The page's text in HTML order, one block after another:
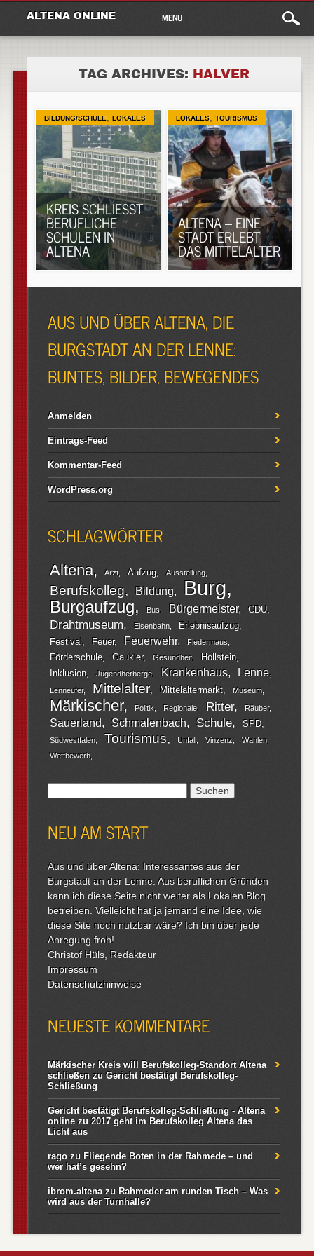
ALTENA ONLINE
Main
menu
content
MENU
TAG ARCHIVES: HALVER
BILDUNG/SCHULE, LOKALES
KREIS SCHLIESST B
ERUFLICHE S
CHULEN IN A
LTENA
LOKALES, TOURISMUS
ALTENA – EINE
STADT ERLEBT
DAS MITTELALTER
AUS UND ÜBER ALTENA, DIE
BURGSTADT AN DER LENNE:
BUNTES, BILDER, BEWEGENDES
Anmelden
Eintrags-Feed
Kommentar-Feed
WordPress.org
SCHLAGWÖRTER
Altena Arzt Aufzug Ausstellung
Berufskolleg Bildung Burg
Burgaufzug Bus Bürgermeister CDU
Drahtmuseum Eisenbahn
Erlebnisaufzug
Festival
Feuer Feuerwehr Fledermaus
Förderschule Gaukler Gesundheit
Hollstein
Inklusion
Jugendherberge Krankenhaus Lenne
Lenneufer Mittelalter Mittelaltermarkt Museum
Märkischer Politik Regionale Ritter Räuber
Sauerland Schmalenbach Schule SPD
Südwestfalen Tourismus Unfall Vinzenz
Wahlen
Wettbewerb
NEU AM START
Aus und über Altena: Interessantes aus der
Burgstadt an der Lenne. Aus beruflichen Gründen
kann ich diese Seite nicht weiter als Lokalen Blog
betreiben. Vielleicht hat ja jemand eine Idee, wie
diese Site noch nutzbar wäre? Ich bin über jede
Anregung froh!
Christof Hüls, Redakteur
Impressum
Datenschutzhinweise
NEUESTE KOMMENTARE
Märkischer Kreis will Berufskolleg-Standort Altena
schließenzuGericht bestätigt Berufskolleg-
Schließung
Gericht bestätigt Berufskolleg-Schließung - Altena
onlinezu2017 geht im Berufskolleg Altena das
Licht aus
ragozu Fliegende Boten in der Rahmede – und
wer hat’s gesehn?
ibrom.altenazu Rahmeder am runden Tisch – Was
wird aus der Turnhalle?